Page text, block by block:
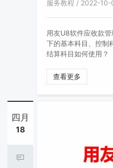
服务教程 / 2022-10-
用友U8软件应收款
下的基本科目、控制
结算科目如何使用？
查看更多
四月
18